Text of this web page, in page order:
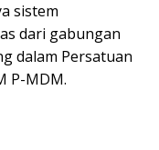
sistem
dari gabungan
dalam Persatuan
P-MDM.